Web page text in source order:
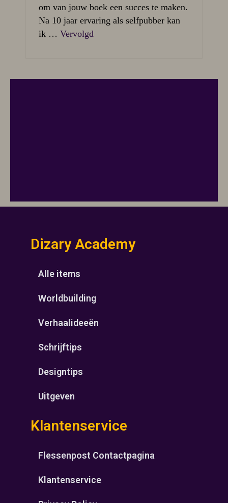
om van jouw boek een succes te maken.
Na 10 jaar ervaring als selfpubber kan
ik … Vervolgd
Dizary Academy
Alle items
Worldbuilding
Verhaalideeën
Schrijftips
Designtips
Uitgeven
Klantenservice
Flessenpost Contactpagina
Klantenservice